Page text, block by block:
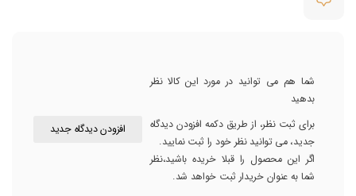
شما هم می توانید در مورد این کالا نظر
بدهید
برای ثبت نظر، از طریق دکمه افزودن دیدگاه
جدید، می توانید نظر خود را ثبت نمایید.
اگر این محصول را قبلا خریده باشید،نظر
شما به عنوان خریدار ثبت خواهد شد.
افزودن دیدگاه جدید